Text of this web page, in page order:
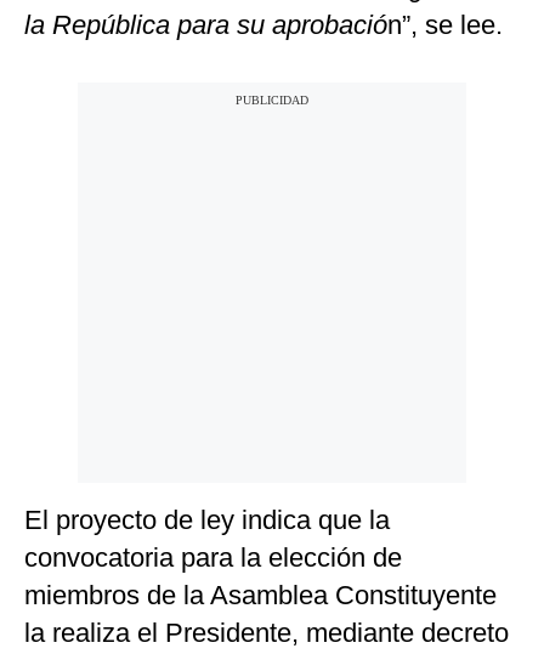
la República para su aprobación”, se lee.
El proyecto de ley indica que la
convocatoria para la elección de
miembros de la Asamblea Constituyente
la realiza el Presidente, mediante decreto